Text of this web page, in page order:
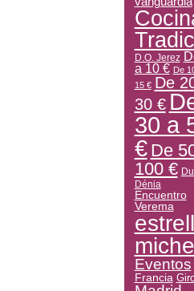
D.O. Jerez
a 10 € De
15 € De
30 €
30 a
€ De
100 €
Dénia
Encuentro
Verema
Eventos
Francia